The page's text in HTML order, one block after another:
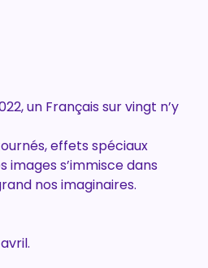
un Français sur vingt n’y
effets spéciaux
s’immisce dans
nos imaginaires.